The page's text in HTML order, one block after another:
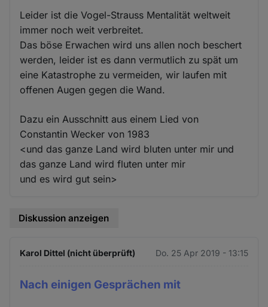
Leider ist die Vogel-Strauss Mentalität weltweit
immer noch weit verbreitet.
Das böse Erwachen wird uns allen noch beschert
werden, leider ist es dann vermutlich zu spät um
eine Katastrophe zu vermeiden, wir laufen mit
offenen Augen gegen die Wand.
Dazu ein Ausschnitt aus einem Lied von
Constantin Wecker von 1983
<und das ganze Land wird bluten unter mir und
das ganze Land wird fluten unter mir
und es wird gut sein>
Diskussion anzeigen
Karol Dittel (nicht überprüft) Do. 25 Apr 2019 - 13:15
Nach einigen Gesprächen mit